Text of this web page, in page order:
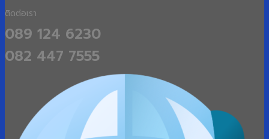
ติดต่อเรา
089 124 6230
082 447 7555